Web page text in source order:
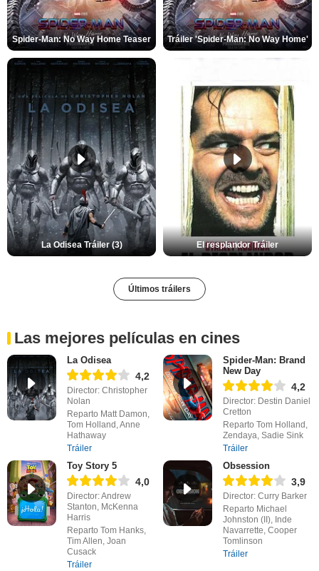
Spider-Man: No Way Home Teaser Tráiler 'Spider-Man: No Way Home'
La Odisea Tráiler (3) El resplandor Tráiler
Últimos tráilers
Las mejores películas en cines
La Odisea
4,2
Director: Christopher
Nolan
Reparto Matt Damon,
Tom Holland, Anne
Hathaway
Tráiler
Spider-Man: Brand
New Day
4,2
Director: Destin Daniel
Cretton
Reparto Tom Holland,
Zendaya, Sadie Sink
Tráiler
Toy Story 5
4,0
Director: Andrew
Stanton, McKenna
Harris
Reparto Tom Hanks,
Tim Allen, Joan
Cusack
Tráiler
Obsession
3,9
Director: Curry Barker
Reparto Michael
Johnston (II), Inde
Navarrette, Cooper
Tomlinson
Tráiler